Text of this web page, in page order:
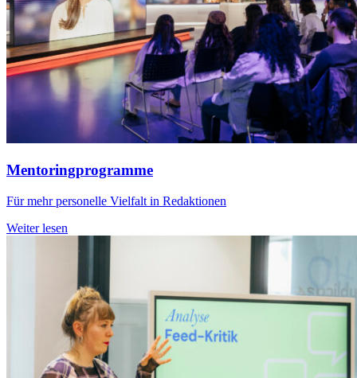
Mentoringprogramme
Für mehr personelle Vielfalt in Redaktionen
Weiter lesen